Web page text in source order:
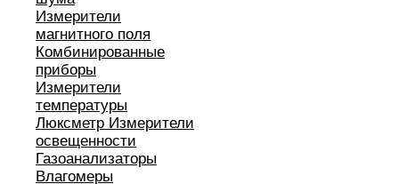
Измерители
магнитного поля
Комбинированные
приборы
Измерители
температуры
Люксметр Измерители
освещенности
Газоанализаторы
Влагомеры